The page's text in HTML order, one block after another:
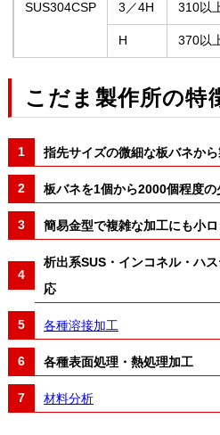
SUS304CSP 3／4H 310以
H 370以
こだま製作所の特
指先サイズの微細な板バネか
板バネを1個から2000個程度の
簡易金型で複雑な加工にも小
析出系SUS・インコネル・ハ
応
各種溶接加工
各種表面処理・熱処理加工
材料分析